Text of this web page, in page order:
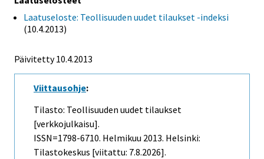
Laatuseloste: Teollisuuden uudet tilaukset -indeksi
(10.4.2013)
Päivitetty 10.4.2013
Viittausohje:
Tilasto: Teollisuuden uudet tilaukset
[verkkojulkaisu].
ISSN=1798-6710. Helmikuu 2013. Helsinki:
Tilastokeskus [viitattu: 7.8.2026].